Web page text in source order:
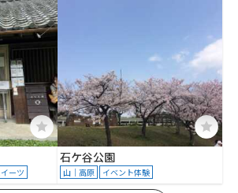
ーツ
石ケ谷公園
山｜高原 イベント体験